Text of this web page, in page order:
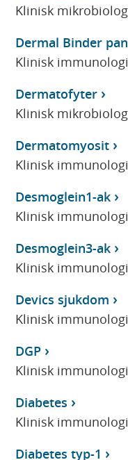
Klinisk
Dermal Binder
Klinisk
Dermatofyter
Klinisk
Dermatomyosit
Klinisk
Desmoglein1-ak
Klinisk
Desmoglein3-ak
Klinisk
Devics sjukdom
Klinisk
DGP
Klinisk
Diabetes
Klinisk
Diabetes typ-1